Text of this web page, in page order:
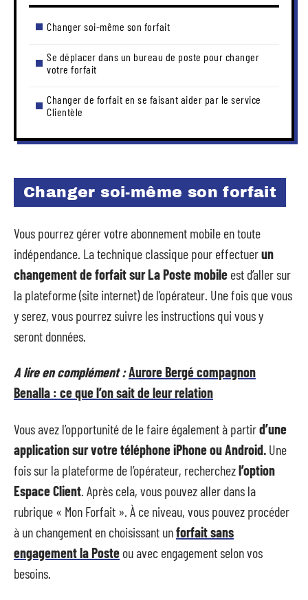
Changer soi-même son forfait
Se déplacer dans un bureau de poste pour changer
votre forfait
Changer de forfait en se faisant aider par le service
Clientèle
Changer soi-même son forfait
Vous pourrez gérer votre abonnement mobile en toute
indépendance. La technique classique pour effectuerun
changement de forfait sur La Poste mobile est d’aller sur
la plateforme (site internet) de l’opérateur. Une fois que vous
y serez, vous pourrez suivre les instructions qui vous y
seront données.
A lire en complément :Aurore Bergé compagnon
Benalla : ce que l’on sait de leur relation
Vous avez l’opportunité de le faire également à partird’une
application sur votre téléphone iPhone ou Android. Une
fois sur la plateforme de l’opérateur, recherchezl’option
Espace Client . Après cela, vous pouvez aller dans la
rubrique « Mon Forfait ». À ce niveau, vous pouvez procéder
à un changement en choisissant unforfait sans
engagement la Poste ou avec engagement selon vos
besoins.